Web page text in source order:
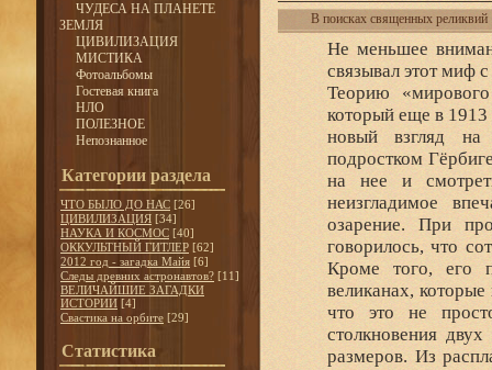
ЧУДЕСА НА ПЛАНЕТЕ
ЗЕМЛЯ
ЦИВИЛИЗАЦИЯ
МИСТИКА
Фотоальбомы
Гостевая книга
НЛО
ПОЛЕЗНОЕ
Непознанное
Категории раздела
ЧТО БЫЛО ДО НАС [26]
ЦИВИЛИЗАЦИЯ [34]
НАУКА И КОСМОС [40]
ОККУЛЬТНЫЙ ГИТЛЕР [62]
2012 год - загадка Майя [6]
Следы древних астронавтов? [11]
ВЕЛИЧАЙШИЕ ЗАГАДКИ
ИСТОРИИ [4]
Свастика на орбите [29]
Статистика
В поисках священных реликвий
Не меньшее
связывал этот миф
Теорию
который еще в 1913
новый взгляд на
подростком
на нее и
неизгладимое
озарение. При
говорилось, что
Кроме того, его
великанах,
что это не
столкновения
размеров. Из